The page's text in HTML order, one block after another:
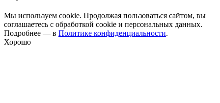
Мы используем cookie. Продолжая пользоваться сайтом, вы
соглашаетесь с обработкой cookie и персональных данных.
Подробнее — в Политике конфиденциальности.
Хорошо